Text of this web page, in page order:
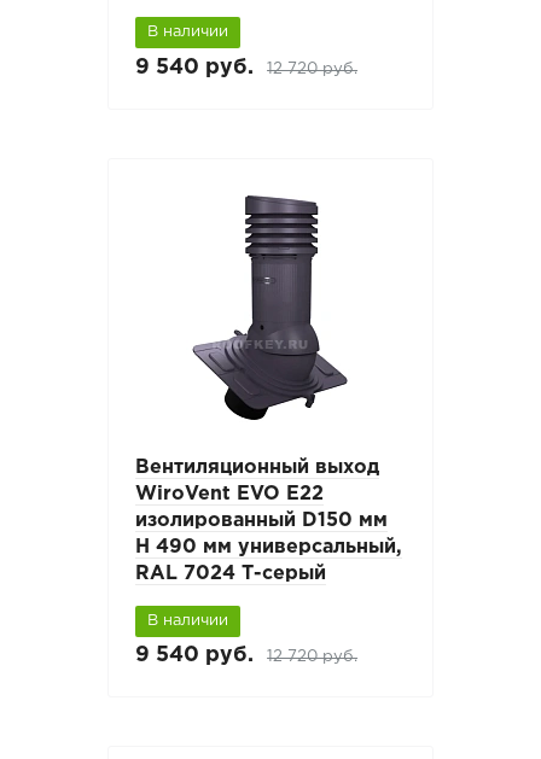
В наличии
9 540 руб. 12 720 руб.
Вентиляционный выход
WiroVent EVO E22
изолированный D150 мм
Н 490 мм универсальный,
RAL 7024 Т-серый
В наличии
9 540 руб. 12 720 руб.